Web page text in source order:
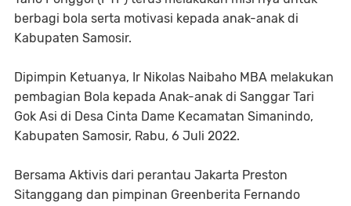
berbagi bola serta motivasi kepada anak-anak di
Kabupaten Samosir.
Dipimpin Ketuanya, Ir Nikolas Naibaho MBA melakukan
pembagian Bola kepada Anak-anak di Sanggar Tari
Gok Asi di Desa Cinta Dame Kecamatan Simanindo,
Kabupaten Samosir, Rabu, 6 Juli 2022.
Bersama Aktivis dari perantau Jakarta Preston
Sitanggang dan pimpinan Greenberita Fernando